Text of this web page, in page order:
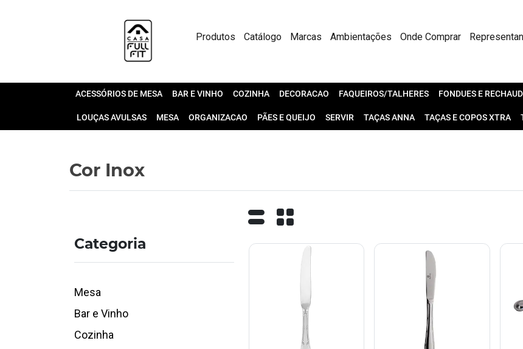
Produtos Catálogo Marcas Ambientações Onde Comprar
ACESSÓRIOS DE MESA BAR E VINHO COZINHA DECORACAO FAQUEIROS/TALHERES FONDUES E
LOUÇAS AVULSAS MESA ORGANIZACAO PÃES E QUEIJO SERVIR TAÇAS ANNA TAÇAS E COPOS XTRA
Cor Inox
Categoria
Mesa
Bar e Vinho
Cozinha